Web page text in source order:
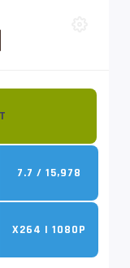
7.7 / 15,978
X264 | 1080P